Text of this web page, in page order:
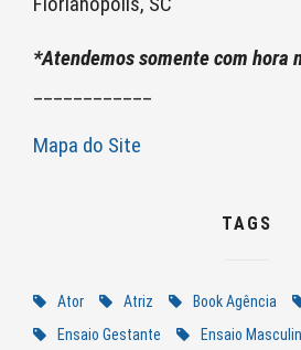
*Atendemos somente com hora
Mapa do Site
TAGS
Ator Atriz Book Agência
Ensaio Gestante
Ensaio